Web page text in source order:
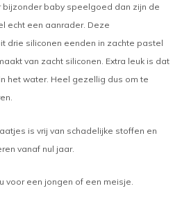
bijzonder baby speelgoed dan zijn de
echt een aanrader. Deze
drie siliconen eenden in zachte pastel
van zacht siliconen. Extra leuk is dat
het water. Heel gezellig dus om te
is vrij van schadelijke stoffen en
vanaf nul jaar.
voor een jongen of een meisje.